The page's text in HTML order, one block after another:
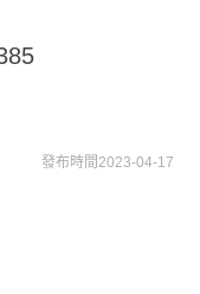
發布時間2023-04-17